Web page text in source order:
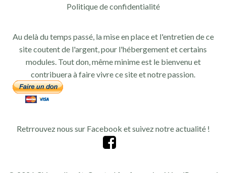
Politique de confidentialité
Au delà du temps passé, la mise en place et l'entretien de ce
site coutent de l'argent, pour l'hébergement et certains
modules. Tout don, même minime est le bienvenu et
contribuera à faire vivre ce site et notre passion.
Retrrouvez nous sur Facebook et suivez notre actualité !